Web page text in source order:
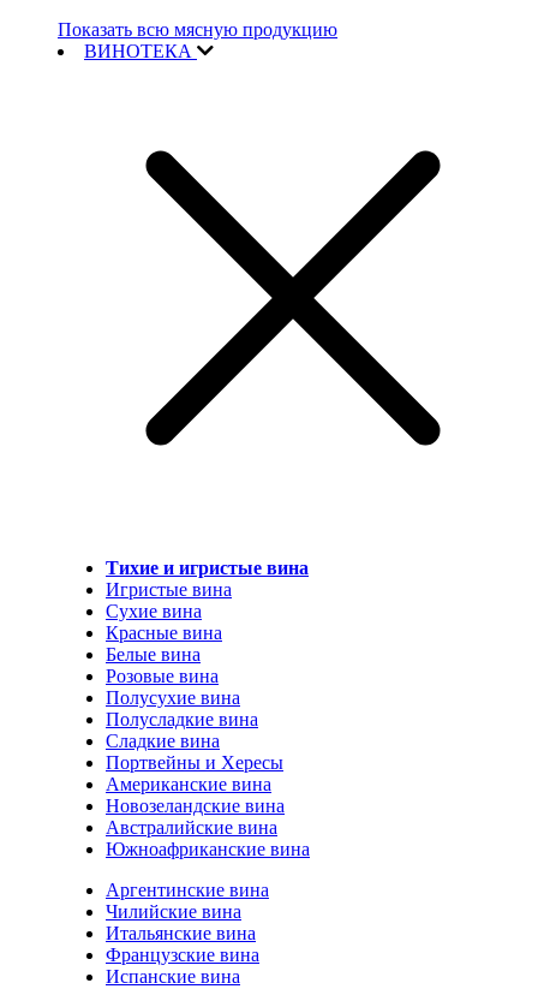
Показать всю мясную продукцию
ВИНОТЕКА
Тихие и игристые вина
Игристые вина
Сухие вина
Красные вина
Белые вина
Розовые вина
Полусухие вина
Полусладкие вина
Сладкие вина
Портвейны и Хересы
Американские вина
Новозеландские вина
Австралийские вина
Южноафриканские вина
Аргентинские вина
Чилийские вина
Итальянские вина
Французские вина
Испанские вина